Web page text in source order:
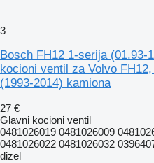
3
Bosch FH12 1-serija (01.93-
kocioni ventil za Volvo
(1993-2014) kamiona
27 €
Glavni kocioni ventil
0481026019 0481026009
0481026022 0481026032
dizel